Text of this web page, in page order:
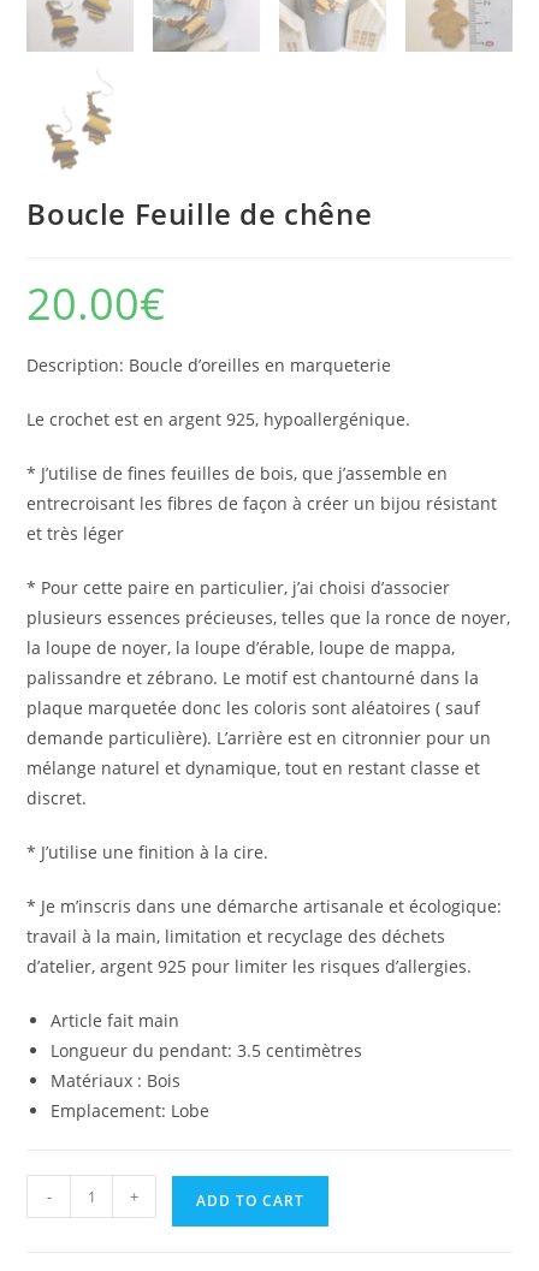
Boucle Feuille de chêne
20.00€
Description: Boucle d’oreilles en marqueterie
Le crochet est en argent 925, hypoallergénique.
* J’utilise de fines feuilles de bois, que j’assemble en
entrecroisant les fibres de façon à créer un bijou résistant
et très léger
* Pour cette paire en particulier, j’ai choisi d’associer
plusieurs essences précieuses, telles que la ronce de noyer,
la loupe de noyer, la loupe d’érable, loupe de mappa,
palissandre et zébrano. Le motif est chantourné dans la
plaque marquetée donc les coloris sont aléatoires ( sauf
demande particulière). L’arrière est en citronnier pour un
mélange naturel et dynamique, tout en restant classe et
discret.
* J’utilise une finition à la cire.
* Je m’inscris dans une démarche artisanale et écologique:
travail à la main, limitation et recyclage des déchets
d’atelier, argent 925 pour limiter les risques d’allergies.
Article fait main
Longueur du pendant: 3.5 centimètres
Matériaux : Bois
Emplacement: Lobe
Feuille
- + ADD TO CART